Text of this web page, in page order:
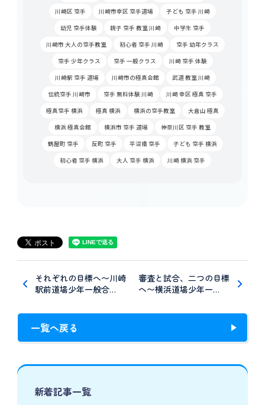
川崎区 空手
川崎市幸区 空手道場
子ども 空手 川崎
幼児 空手体験
親子 空手 教室 川崎
中学生 空手
川崎市 大人の空手教室
初心者 空手 川崎
空手 幼年クラス
空手 少年クラス
空手 一般クラス
川崎 空手 体験
川崎駅 空手 道場
川崎市の極真会館
武道 教室 川崎
伝統空手 川崎市
空手 無料体験 川崎
川崎 幸区 極真 空手
極真空手 横浜
極真 横浜 横浜の空手教室
大倉山 極真
横浜 極真会館
横浜市 空手 道場
神奈川区 空手 教室
鶴屋町 空手
反町 空手 平沼橋 空手
子ども 空手 横浜
初心者 空手 横浜
大人 空手 横浜 川崎 横浜 空手
それぞれの目標へ〜川崎
駅前道場少年一般合…
審査と試合、二つの目標
へ〜横浜道場少年一…
一覧へ戻る
新着記事一覧